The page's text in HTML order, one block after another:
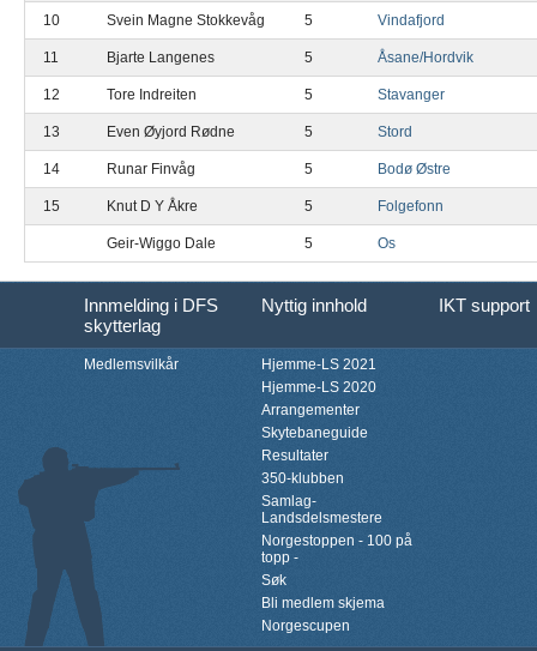
10 Svein Magne Stokkevåg 5 Vindafjord
11 Bjarte Langenes 5 Åsane/Hordvik
12 Tore Indreiten 5 Stavanger
13 Even Øyjord Rødne 5 Stord
14 Runar Finvåg 5 Bodø Østre
15 Knut D Y Åkre 5 Folgefonn
Geir-Wiggo Dale 5 Os
Innmelding i DFS
skytterlag
Nyttig innhold IKT support
Medlemsvilkår
Hjemme-LS 2021
Hjemme-LS 2020
Arrangementer
Skytebaneguide
Resultater
350-klubben
Samlag-
Landsdelsmestere
Norgestoppen - 100 på
topp -
Søk
Bli medlem skjema
Norgescupen